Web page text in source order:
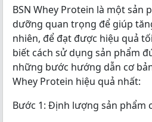
BSN Whey Protein là một sản
dưỡng quan trọng để giúp
nhiên, để đạt được hiệu quả
biết cách sử dụng sản phẩm
những bước hướng dẫn cơ
Whey Protein hiệu quả nhất:
Bước 1: Định lượng sản phẩm